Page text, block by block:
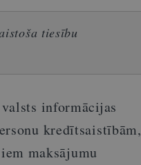
tiesību
informācijas
kredītsaistībām,
maksājumu